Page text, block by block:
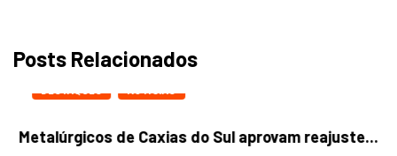
Posts Relacionados
DESTAQUES NOTICIAS
Metalúrgicos de Caxias do Sul aprovam reajuste...